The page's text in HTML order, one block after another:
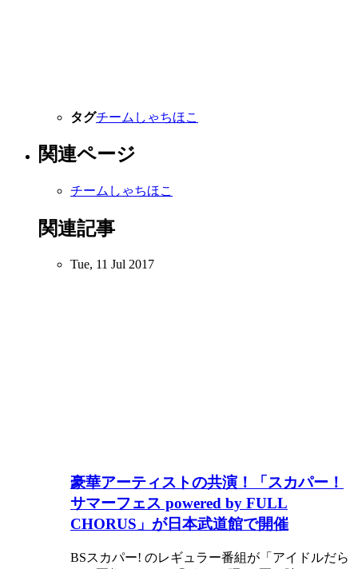
タグチームしゃちほこ
関連ページ
チームしゃちほこ
関連記事
Tue, 11 Jul 2017
豪華アーティストの共演！「スカパー！
サマーフェス powered by FULL
CHORUS」が日本武道館で開催
BSスカパー! のレギュラー番組が「アイドルだら